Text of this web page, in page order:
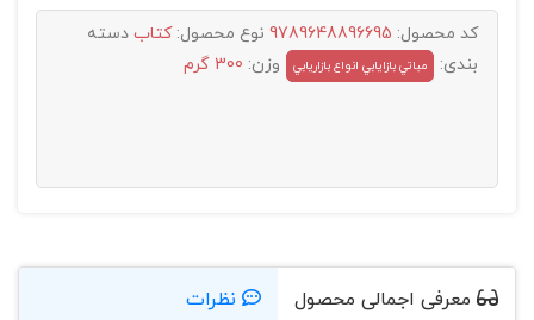
کد محصول: 9789648896695 نوع محصول:کتاب دسته
بندی:
مباتي بازايابي انواع بازاريابي وزن: 300 گرم
معرفی اجمالی محصول نظرات